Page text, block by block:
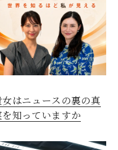
女はニュースの裏の真
を知っていますか